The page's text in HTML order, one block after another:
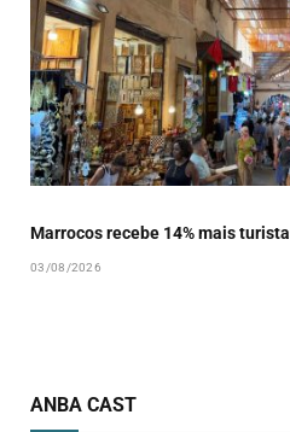
Marrocos recebe 14% mais
03/08/2026
ANBA CAST